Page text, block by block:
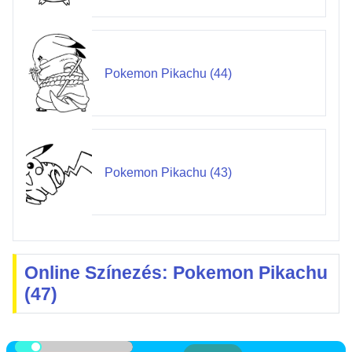
Pokemon Pikachu (44)
Pokemon Pikachu (43)
Online Színezés: Pokemon Pikachu
(47)